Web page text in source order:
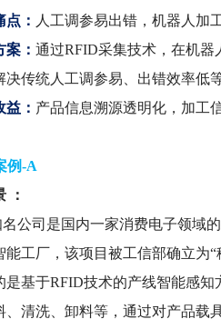
点： 人工调参易出错，机器人加
案： 通过RFID采集技术，在机
决传统人工调参易、出错效率低
益： 产品信息溯源透明化，加工
例-A
：
司是国内一家消费电子领域的
能工厂，该项目被工信部确立为
是基于RFID技术的产线智能感
、清洗、卸料等，通过对产品载